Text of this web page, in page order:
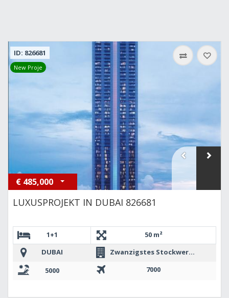
ID: 826681
New Proje
€ 485,000
LUXUSPROJEKT IN DUBAI 826681
1+1
50 m²
DUBAI
Zwanzigstes Stockwerk oder mehr
5000
7000